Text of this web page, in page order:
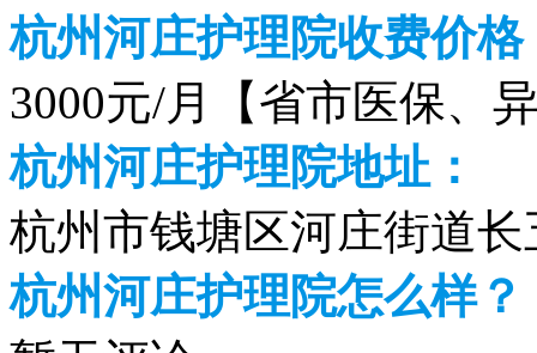
杭州河庄护理院收费价格
3000元/月【省市医保、
杭州河庄护理院地址：
杭州市钱塘区河庄街道
杭州河庄护理院怎么样？